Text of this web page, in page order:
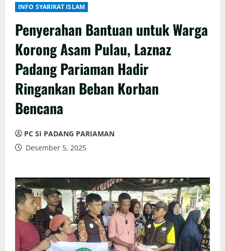
INFO SYARIKAT ISLAM
Penyerahan Bantuan untuk Warga
Korong Asam Pulau, Laznaz
Padang Pariaman Hadir
Ringankan Beban Korban
Bencana
PC SI PADANG PARIAMAN
Desember 5, 2025